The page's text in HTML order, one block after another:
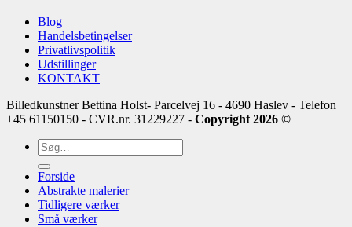
Blog
Handelsbetingelser
Privatlivspolitik
Udstillinger
KONTAKT
Billedkunstner Bettina Holst- Parcelvej 16 - 4690 Haslev - Telefon
+45 61150150 - CVR.nr. 31229227 - Copyright 2026 ©
Søg
efter:
Forside
Abstrakte malerier
Tidligere værker
Små værker